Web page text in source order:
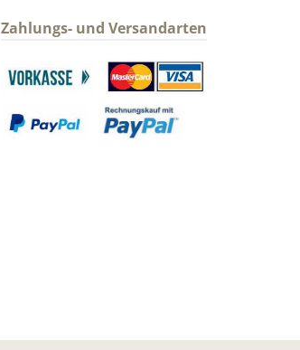
Zahlungs- und Versandarten
Benutzerdefiniertes Bild 1Benutzerdefiniertes Bild 2